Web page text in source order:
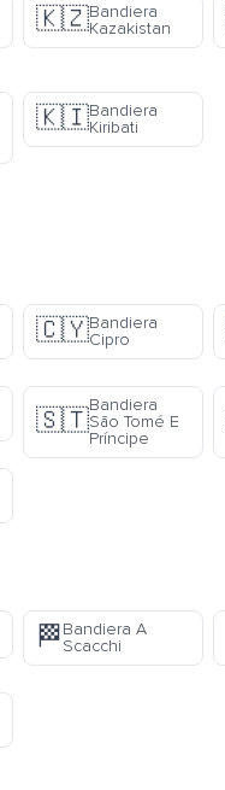
🇰🇿Bandiera
Kazakistan
🇰🇮Bandiera
Kiribati
🇨🇾Bandiera
Cipro
🇸🇹
Bandiera
São Tomé E
Príncipe
🏁Bandiera A
Scacchi